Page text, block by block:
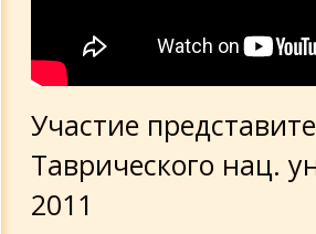
Участие
Таврического нац.
2011